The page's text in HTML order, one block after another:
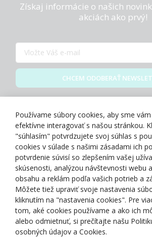
Získaj informácie o našich
akciách ako prvý!
CHCEM ODOBERAŤ
O NÁS
NAKUPOVANIE
ZÁKAZNÍCKA ZÓNA
Používame súbory cookies, aby sme
efektívne interagovať s našou stránkou.
"súhlasím" potvrdzujete svoj súhlas s
cookies v súlade s našimi zásadami ich
potvrdenie súvisí so zlepšením vašej
skúsenosti, analýzou návštevnosti webu
obsahu a reklám podľa vašich potrieb a
Môžete tiež upraviť svoje nastavenia
kliknutím na "nastavenia cookies". Pre
tom, aké cookies používame a ako ich
alebo odmietnuť, si prečítajte našu
osobných údajov a Cookies.